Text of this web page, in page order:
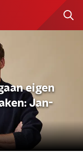
eigen
Jan-